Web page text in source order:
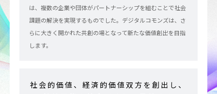
は、複数の企業や団体がパートナーシップを組むことで社会
課題の解決を実現するものでした。デジタルコモンズは、さ
らに大きく開かれた共創の場となって新たな価値創出を目指
します。
社会的価値、経済的価値双方を創出し、